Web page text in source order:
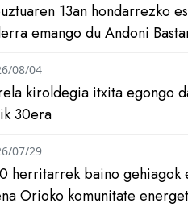
13an hondarrezko
emango du Andoni
kiroldegia itxita egongo
30era
08/04
herritarrek baino gehiagok
Orioko komunitate
07/29